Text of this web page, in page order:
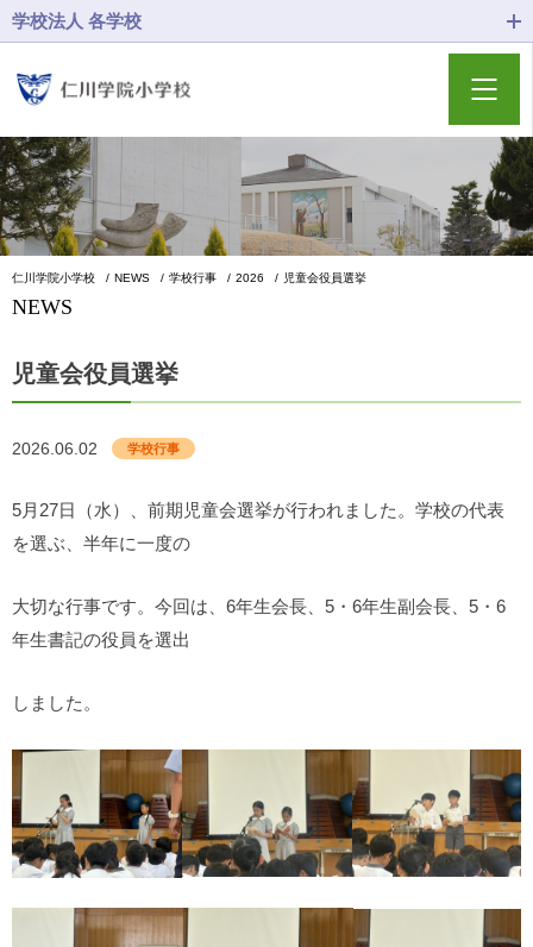
学校法人 各学校
仁川学院小学校 NEWS 学校行事 2026 児童会役員選挙
NEWS
児童会役員選挙
2026.06.02 学校行事
5月27日（水）、前期児童会選挙が行われました。学校の代表
を選ぶ、半年に一度の
大切な行事です。今回は、6年生会長、5・6年生副会長、5・6
年生書記の役員を選出
しました。